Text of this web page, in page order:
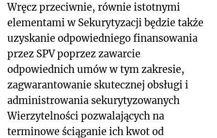
Wręcz przeciwnie, równie istotnymi
elementami w Sekurytyzacji będzie także
uzyskanie odpowiedniego finansowania
przez SPV poprzez zawarcie
odpowiednich umów w tym zakresie,
zagwarantowanie skutecznej obsługi i
administrowania sekurytyzowanych
Wierzytelności pozwalających na
terminowe ściąganie ich kwot od